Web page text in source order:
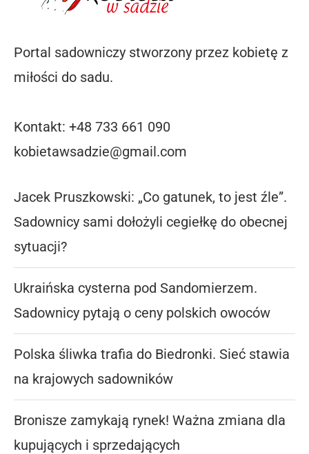
Portal sadowniczy stworzony przez kobietę z
miłości do sadu.
Kontakt: +48 733 661 090
kobietawsadzie@gmail.com
Jacek Pruszkowski: „Co gatunek, to jest źle”.
Sadownicy sami dołożyli cegiełkę do obecnej
sytuacji?
Ukraińska cysterna pod Sandomierzem.
Sadownicy pytają o ceny polskich owoców
Polska śliwka trafia do Biedronki. Sieć stawia
na krajowych sadowników
Bronisze zamykają rynek! Ważna zmiana dla
kupujących i sprzedających